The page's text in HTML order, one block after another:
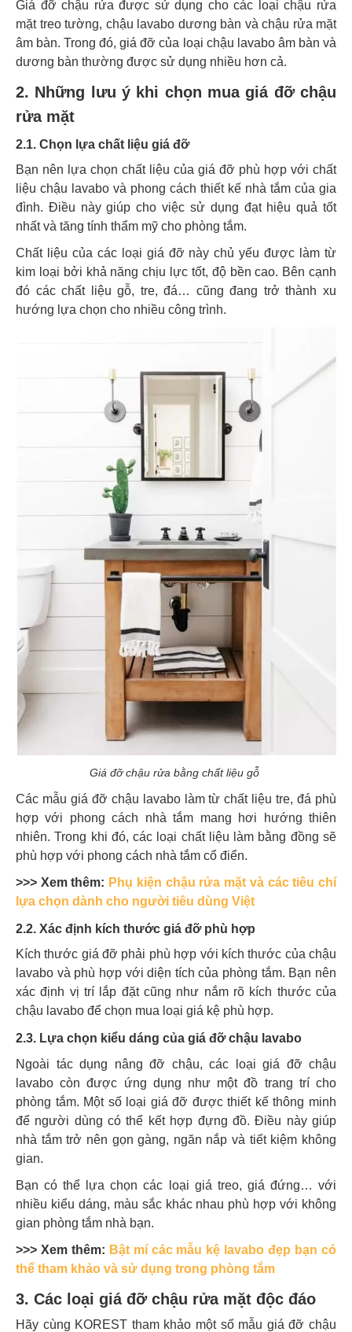
Giá đỡ chậu rửa được sử dụng cho các loại chậu rửa
mặt treo tường, chậu lavabo dương bàn và chậu rửa mặt
âm bàn. Trong đó, giá đỡ của loại chậu lavabo âm bàn và
dương bàn thường được sử dụng nhiều hơn cả.
2. Những lưu ý khi chọn mua giá đỡ chậu
rửa mặt
2.1. Chọn lựa chất liệu giá đỡ
Bạn nên lựa chọn chất liệu của giá đỡ phù hợp với chất
liệu chậu lavabo và phong cách thiết kế nhà tắm của gia
đình. Điều này giúp cho việc sử dụng đạt hiệu quả tốt
nhất và tăng tính thẩm mỹ cho phòng tắm.
Chất liệu của các loại giá đỡ này chủ yếu được làm từ
kim loại bởi khả năng chịu lực tốt, độ bền cao. Bên cạnh
đó các chất liệu gỗ, tre, đá… cũng đang trở thành xu
hướng lựa chọn cho nhiều công trình.
Giá đỡ chậu rửa bằng chất liệu gỗ
Các mẫu giá đỡ chậu lavabo làm từ chất liệu tre, đá phù
hợp với phong cách nhà tắm mang hơi hướng thiên
nhiên. Trong khi đó, các loại chất liệu làm bằng đồng sẽ
phù hợp với phong cách nhà tắm cổ điển.
>>> Xem thêm: Phụ kiện chậu rửa mặt và các tiêu chí
lựa chọn dành cho người tiêu dùng Việt
2.2. Xác định kích thước giá đỡ phù hợp
Kích thước giá đỡ phải phù hợp với kích thước của chậu
lavabo và phù hợp với diện tích của phòng tắm. Bạn nên
xác định vị trí lắp đặt cũng như nắm rõ kích thước của
chậu lavabo để chọn mua loại giá kệ phù hợp.
2.3. Lựa chọn kiểu dáng của giá đỡ chậu lavabo
Ngoài tác dụng nâng đỡ chậu, các loại giá đỡ chậu
lavabo còn được ứng dụng như một đồ trang trí cho
phòng tắm. Một số loại giá đỡ được thiết kế thông minh
để người dùng có thể kết hợp đựng đồ. Điều này giúp
nhà tắm trở nên gọn gàng, ngăn nắp và tiết kiệm không
gian.
Bạn có thể lựa chọn các loại giá treo, giá đứng… với
nhiều kiểu dáng, màu sắc khác nhau phù hợp với không
gian phòng tắm nhà bạn.
>>> Xem thêm: Bật mí các mẫu kệ lavabo đẹp bạn có
thể tham khảo và sử dụng trong phòng tắm
3. Các loại giá đỡ chậu rửa mặt độc đáo
Hãy cùng KOREST tham khảo một số mẫu giá đỡ chậu